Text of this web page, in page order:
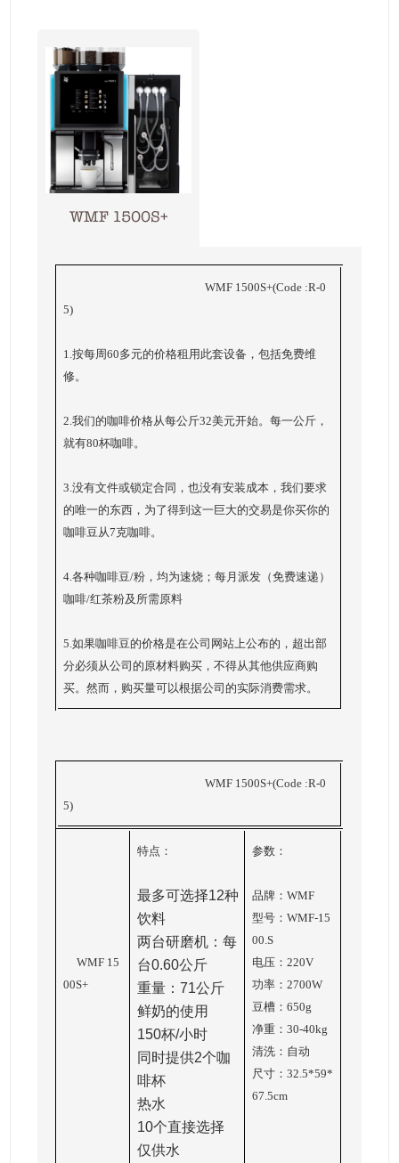
WMF 1500S+
WMF 1500S+(Code :R-0
5)
1.按每周60多元的价格租用此套设备，包括免费维
修。
2.我们的咖啡价格从每公斤32美元开始。每一公斤，
就有80杯咖啡。
3.没有文件或锁定合同，也没有安装成本，我们要求
的唯一的东西，为了得到这一巨大的交易是你买你的
咖啡豆从7克咖啡。
4.各种咖啡豆/粉，均为速烧；每月派发（免费速递）
咖啡/红茶粉及所需原料
5.如果咖啡豆的价格是在公司网站上公布的，超出部
分必须从公司的原材料购买，不得从其他供应商购
买。然而，购买量可以根据公司的实际消费需求。
WMF 1500S+(Code :R-0
5)
WMF 15
00S+
特点：
最多可选择12种
饮料
两台研磨机：每
台0.60公斤
重量：71公斤
鲜奶的使用
150杯/小时
同时提供2个咖
啡杯
热水
10个直接选择
仅供水
参数：
品牌：WMF
型号：WMF-15
00.S
电压：220V
功率：2700W
豆槽：650g
净重：30-40kg
清洗：自动
尺寸：32.5*59*
67.5cm